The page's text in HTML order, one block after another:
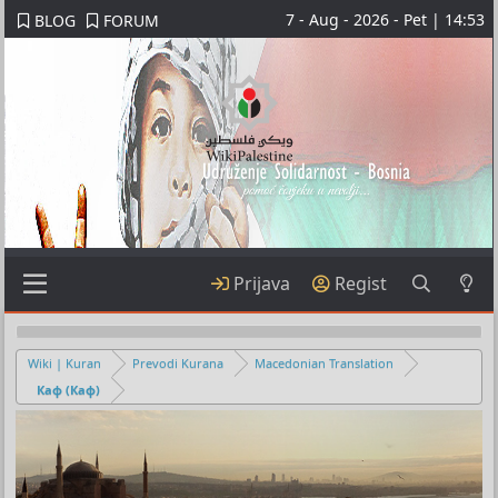
BLOG FORUM 7 - Aug - 2026 - Pet | 14:53
Prijava Regist
Wiki | Kuran Prevodi Kurana
Macedonian Translation
Каф (Каф)